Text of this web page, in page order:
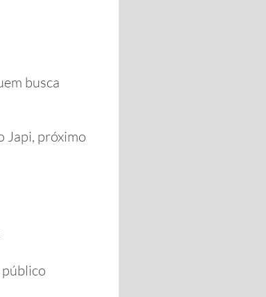
busca
Japi, próximo